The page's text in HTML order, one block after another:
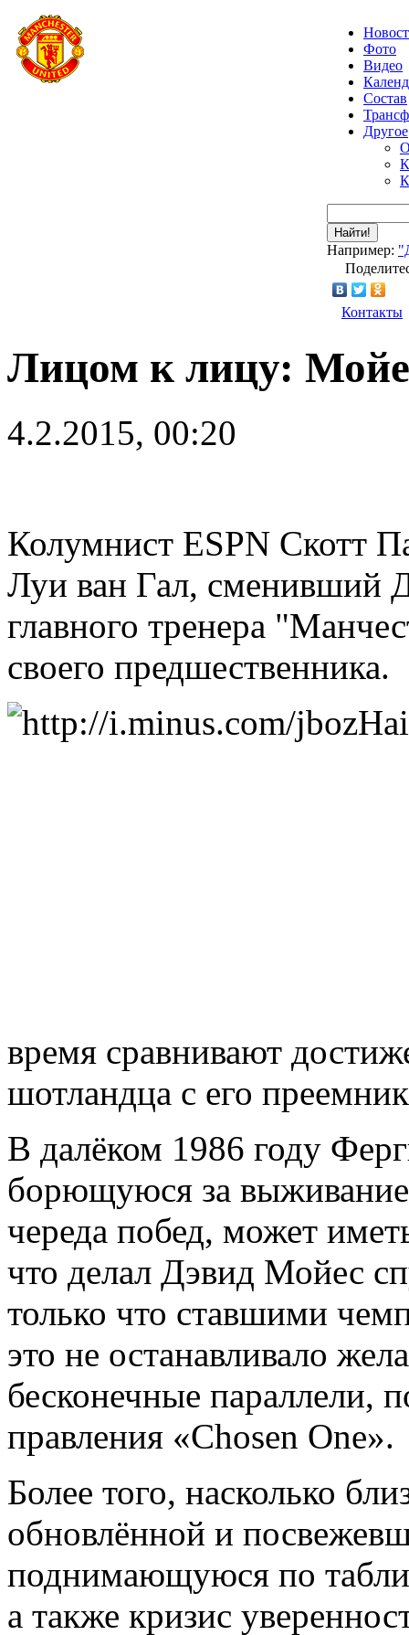
Фото
Видео
Состав
Другое
Найти!
Например:
Контакты
Лицом к лицу:
4.2.2015, 00:20
Колумнист ESPN Скотт
Луи ван Гал, сменивший
главного тренера
своего предшественника.
время сравнивают
шотландца с его
В далёком 1986 году
борющуюся за
череда побед, может
что делал Дэвид Мойес
только что ставшими
это не останавливало
бесконечные параллели,
правления «Chosen One».
Более того, насколько
обновлённой и
поднимающуюся по
а также кризис